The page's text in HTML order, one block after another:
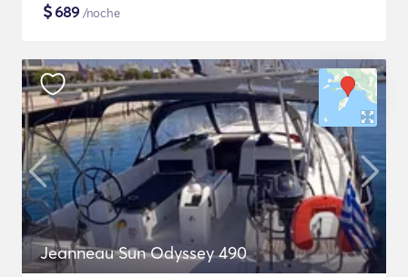
$689 /noche
Jeanneau Sun Odyssey 490